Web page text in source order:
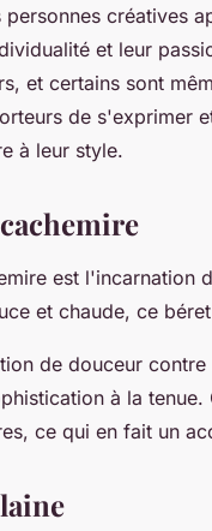
personnes créatives
et leur
et certains sont
de s'exprimer
à leur style.
est l'incarnation
et chaude, ce
de douceur
à la
ce qui en fait un